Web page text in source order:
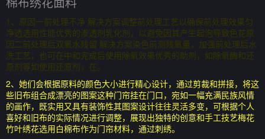
1、原因一前处理不净 解决方案调整前处理工艺以确保前处理效果匀
净透选用性能优秀的渗透剂乳化剂，以避免因其产生起泡导致色花原
因二前处理后双氧水残留 解决方案染色前测残氧量，加强前处理后水
洗工艺，也可在中和完成后使用除氧效果优秀的助剂，如除氧酶和还
原剂等如使用还原剂，在。
2、她们会根据原料的颜色大小进行精心设计，通过剪裁和拼接，将这
些旧布组合成漂亮的图案这种门帘挂在门口，宛如一幅充满民族风情
的画作，既实用又具有装饰性其图案设计往往灵活多变，可根据个人
喜好和旧布的实际情况进行调整，展现出独特的创意和手工技艺梅花
竹叶绣花选用白棉布作为门帘材料，通过刺绣。